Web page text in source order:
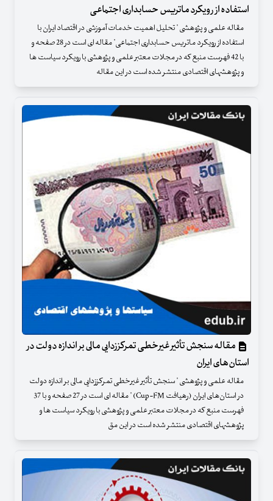
استفاده از رویکرد ماتریس حسابداری اجتماعی
مقاله علمی و پژوهشی " تحلیل اهمیت خدمات آموزشی در اقتصاد ایران با
استفاده از رویکرد ماتریس حسابداری اجتماعی" مقاله ای است در 28 صفحه و
با 42 فهرست منبع که در مجلات معتبر علمی و پژوهشی با رویکرد سیاست ها
و پژوهشهای اقتصادی منتشر شده است در این مقاله
مقاله سنجش تأثیر غیرخطی تمرکززدایی مالی بر اندازه دولت در
استان‌های ایران
مقاله علمی و پژوهشی " سنجش تأثیر غیرخطی تمرکززدایی مالی بر اندازه دولت
در استان‌های ایران (رهیافت Cup-FM) " مقاله ای است در 27 صفحه و با 37
فهرست منبع که در مجلات معتبر علمی و پژوهشی با رویکرد سیاست ها و
پژوهشهای اقتصادی منتشر شده است در این مق